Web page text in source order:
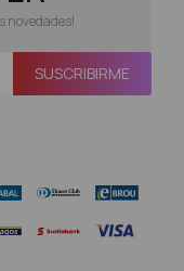
novedades!
SUSCRIBIRME